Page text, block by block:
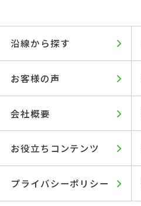
沿線から探す
お客様の声
会社概要
お役立ちコンテンツ
プライバシーポリシー